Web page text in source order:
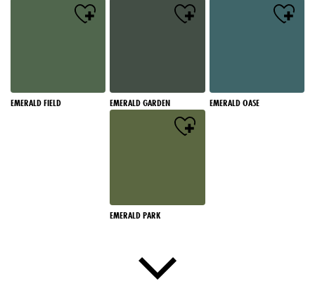
EMERALD FIELD EMERALD GARDEN EMERALD OASE
EMERALD PARK